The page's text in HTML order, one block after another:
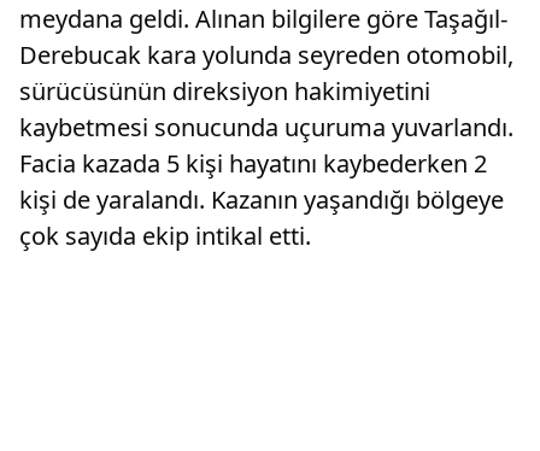
meydana geldi. Alınan bilgilere göre Taşağıl-
Derebucak kara yolunda seyreden otomobil,
sürücüsünün direksiyon hakimiyetini
kaybetmesi sonucunda uçuruma yuvarlandı.
Facia kazada 5 kişi hayatını kaybederken 2
kişi de yaralandı. Kazanın yaşandığı bölgeye
çok sayıda ekip intikal etti.